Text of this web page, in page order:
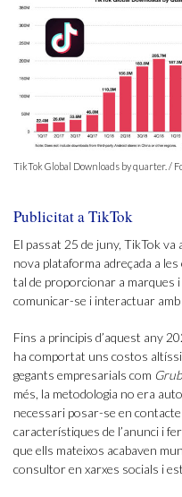
TikTok Global Downloads by quarter. /
Publicitat a TikTok
El passat 25 de juny, TikTok
nova plataforma adreçada a les
tal de proporcionar a marques i
comunicar-se i interactuar amb
Fins a principis d’aquest any
ha comportat uns costos
gegants empresarials com
més, la metodologia no era
necessari posar-se en
característiques de l’anunci i
que ells mateixos acabaven
consultor en xarxes socials i